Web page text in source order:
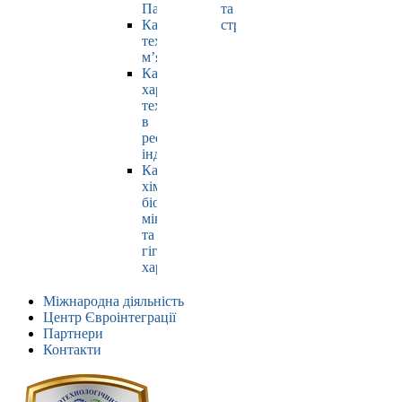
Павлюк
Кафедра
технології
м’яса
Кафедра
харчових
технологій
в
ресторанній
індустрії
Кафедра
хімії,
біохімії,
мікробіології
та
гігієни
харчування
та
страхування
Міжнародна діяльність
Центр Євроінтеграції
Партнери
Контакти